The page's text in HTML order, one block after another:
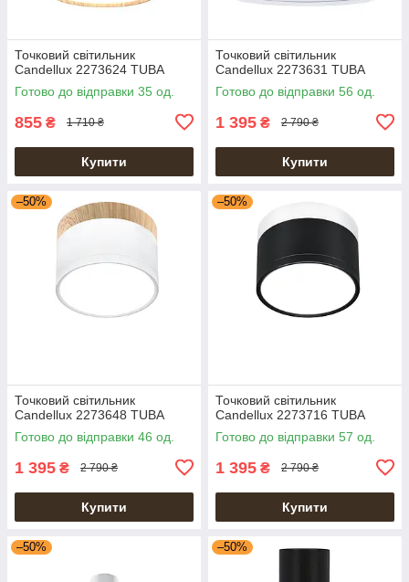
Точковий світильник
Candellux 2273624 TUBA
Готово до відправки 35 од.
855 ₴ 1 710 ₴
Купити
Точковий світильник
Candellux 2273631 TUBA
Готово до відправки 56 од.
1 395 ₴ 2 790 ₴
Купити
–50%
Точковий світильник
Candellux 2273648 TUBA
Готово до відправки 46 од.
1 395 ₴ 2 790 ₴
Купити
–50%
Точковий світильник
Candellux 2273716 TUBA
Готово до відправки 57 од.
1 395 ₴ 2 790 ₴
Купити
–50% –50%